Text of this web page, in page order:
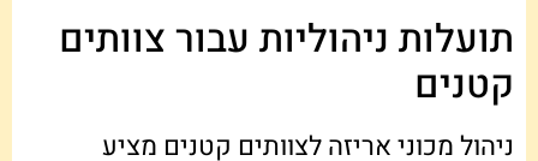
תועלות ניהוליות עבור צוותים
קטנים
ניהול מכוני אריזה לצוותים קטנים מציע